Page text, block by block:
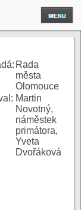
Rada
města
Olomouce
Martin
Novotný,
náměstek
primátora,
Yveta
Dvořáková